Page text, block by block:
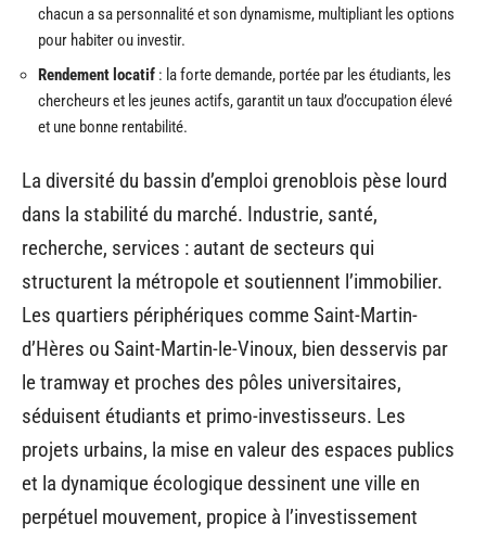
chacun a sa personnalité et son dynamisme, multipliant les options
pour habiter ou investir.
Rendement locatif : la forte demande, portée par les étudiants, les
chercheurs et les jeunes actifs, garantit un taux d’occupation élevé
et une bonne rentabilité.
La diversité du bassin d’emploi grenoblois pèse lourd
dans la stabilité du marché. Industrie, santé,
recherche, services : autant de secteurs qui
structurent la métropole et soutiennent l’immobilier.
Les quartiers périphériques comme Saint-Martin-
d’Hères ou Saint-Martin-le-Vinoux, bien desservis par
le tramway et proches des pôles universitaires,
séduisent étudiants et primo-investisseurs. Les
projets urbains, la mise en valeur des espaces publics
et la dynamique écologique dessinent une ville en
perpétuel mouvement, propice à l’investissement